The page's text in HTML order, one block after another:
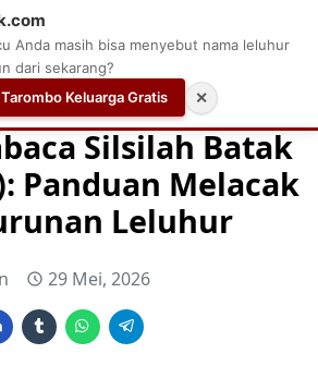
Batak Cara Mengetahui Silsilah
Silsilah Batak
Panduan Melacak
Leluhur
29 Mei, 2026
Anda masih bisa menyebut nama leluhur
dari sekarang?
Keluarga Gratis
✕